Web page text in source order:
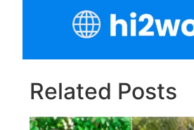
Related Posts